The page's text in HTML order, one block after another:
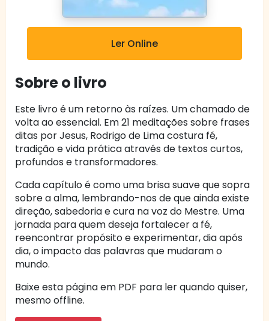
Ler Online
Sobre o livro
Este livro é um retorno às raízes. Um chamado de
volta ao essencial. Em 21 meditações sobre frases
ditas por Jesus, Rodrigo de Lima costura fé,
tradição e vida prática através de textos curtos,
profundos e transformadores.
Cada capítulo é como uma brisa suave que sopra
sobre a alma, lembrando-nos de que ainda existe
direção, sabedoria e cura na voz do Mestre. Uma
jornada para quem deseja fortalecer a fé,
reencontrar propósito e experimentar, dia após
dia, o impacto das palavras que mudaram o
mundo.
Baixe esta página em PDF para ler quando quiser,
mesmo offline.